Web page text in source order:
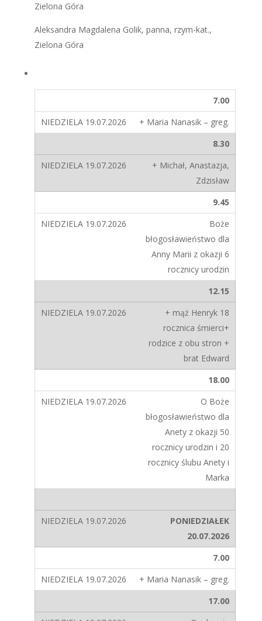
Zielona Góra
Aleksandra Magdalena Golik, panna, rzym-kat.,
Zielona Góra
7.00
+ Maria Nanasik – greg.
8.30
+ Michał, Anastazja,
Zdzisław
9.45
Boże
błogosławieństwo dla
Anny Marii z okazji 6
rocznicy urodzin
12.15
+ mąż Henryk 18
rocznica śmierci+
rodzice z obu stron +
brat Edward
18.00
O Boże
błogosławieństwo dla
Anety z okazji 50
rocznicy urodzin i 20
rocznicy ślubu Anety i
Marka
PONIEDZIAŁEK
20.07.2026
7.00
+ Maria Nanasik – greg.
17.00